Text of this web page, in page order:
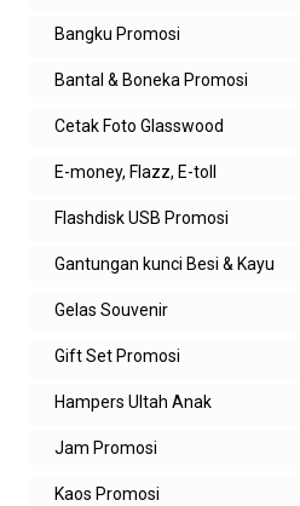
Bangku Promosi
Bantal & Boneka Promosi
Cetak Foto Glasswood
E-money, Flazz, E-toll
Flashdisk USB Promosi
Gantungan kunci Besi & Kayu
Gelas Souvenir
Gift Set Promosi
Hampers Ultah Anak
Jam Promosi
Kaos Promosi